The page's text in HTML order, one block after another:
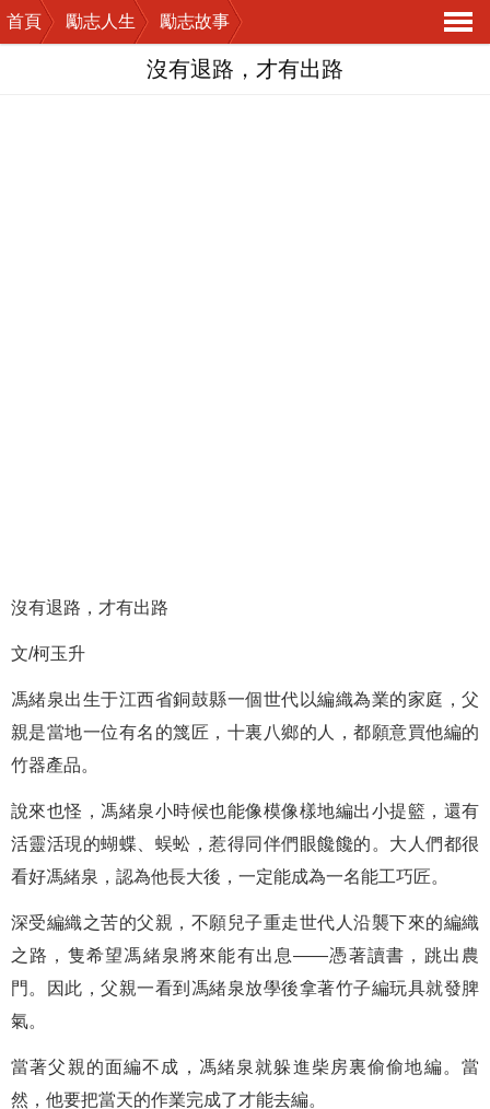
首頁 勵志人生
勵志故事
導
沒有退路，才有出路
沒有退路，才有出路
文/柯玉升
馮緒泉出生于江西省銅鼓縣一個世代以編織為業的家庭，父
親是當地一位有名的篾匠，十裏八鄉的人，都願意買他編的
竹器產品。
說來也怪，馮緒泉小時候也能像模像樣地編出小提籃，還有
活靈活現的蝴蝶、蜈蚣，惹得同伴們眼饞饞的。大人們都很
看好馮緒泉，認為他長大後，一定能成為一名能工巧匠。
深受編織之苦的父親，不願兒子重走世代人沿襲下來的編織
之路，隻希望馮緒泉將來能有出息——憑著讀書，跳出農
門。因此，父親一看到馮緒泉放學後拿著竹子編玩具就發脾
氣。
當著父親的面編不成，馮緒泉就躲進柴房裏偷偷地編。當
然，他要把當天的作業完成了才能去編。